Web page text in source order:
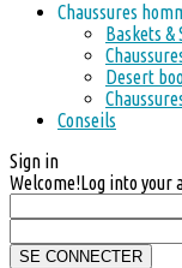
Chaussures
Baskets &
Desert
Conseils
Sign in
Welcome!Log into your